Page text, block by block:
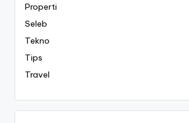
Properti
Seleb
Tekno
Tips
Travel